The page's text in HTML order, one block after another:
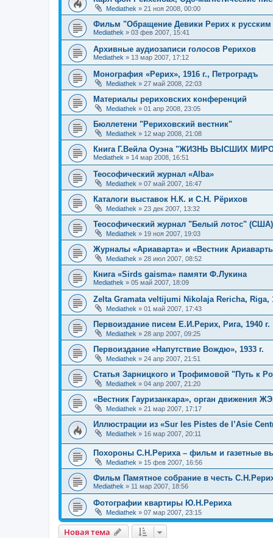
Mediathek » 21 ноя 2008, 00:00
Фильм "Обращение Девики Рерих к
Mediathek » 03 фев 2007, 15:41
Архивные аудиозаписи голосов Рерихов
Mediathek » 13 мар 2007, 17:12
Монография «Рерих», 1916 г., Петроградъ
Mediathek » 27 май 2008, 22:03
Материалы рериховских конференций
Mediathek » 01 апр 2008, 23:05
Бюллетени "Рериховский вестник"
Mediathek » 12 мар 2008, 21:08
Книга Г.Вейла Оуэна "ЖИЗНЬ ВЫСШИХ
Mediathek » 14 мар 2008, 16:51
Теософический журнал «Alba»
Mediathek » 07 май 2007, 16:47
Каталоги выставок Н.К. и С.Н. Рёрихов
Mediathek » 23 дек 2007, 13:32
Теософический журнал "Белый лотос" (США)
Mediathek » 19 ноя 2007, 19:03
Журналы «Ариаварта» и «Вестник
Mediathek » 28 июл 2007, 08:52
Книга «Sirds gaisma» памяти Ф.Лукина
Mediathek » 05 май 2007, 18:09
Zelta Gramata veltijumi Nikolaja Rericha, Riga,
Mediathek » 01 май 2007, 17:43
Первоиздание писем Е.И.Рерих, Рига, 1940 г.
Mediathek » 28 апр 2007, 09:25
Первоиздание «Напутствие Вождю», 1933 г.
Mediathek » 24 апр 2007, 21:51
Статья Зарницкого и Трофимовой "Путь к
Mediathek » 04 апр 2007, 21:20
«Вестник Гауризанкара», орган движения
Mediathek » 21 мар 2007, 17:17
Иллюстрации из «Sur les Pistes de l’Asie
Mediathek » 16 мар 2007, 20:11
Похороны С.Н.Рериха – фильм и газетные
Mediathek » 15 фев 2007, 16:56
Фильм Памятное собрание в честь
Mediathek » 11 мар 2007, 18:56
Фотографии квартиры Ю.Н.Рериха
Mediathek » 07 мар 2007, 23:15
Новая тема